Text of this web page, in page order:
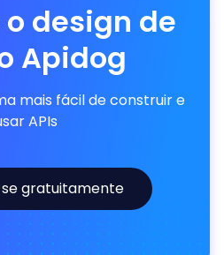
design de
Apidog
mais fácil de construir e
APIs
gratuitamente